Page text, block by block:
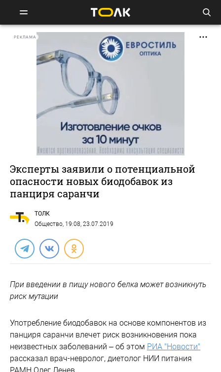
РЕКЛАМА
Эксперты заявили о потенциальной
опасности новых биодобавок из
панциря саранчи
ТОЛК
Общество, 19:08, 23.07.2019
При введении в пищу нового белка может возникнуть
риск мутации
Употребление биодобавок на основе компонентов из
панциря саранчи влечет риск возникновения пока
неизвестных заболеваний – об этом РИА "Новости"
рассказал врач-невролог, диетолог НИИ питания